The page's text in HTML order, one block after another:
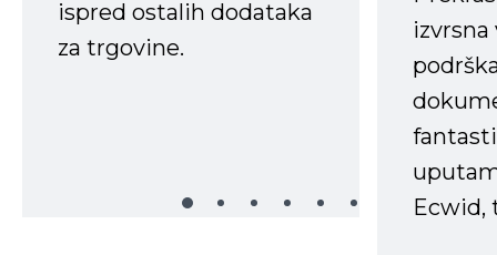
ispred ostalih dodataka
za trgovine.
Ecwid,